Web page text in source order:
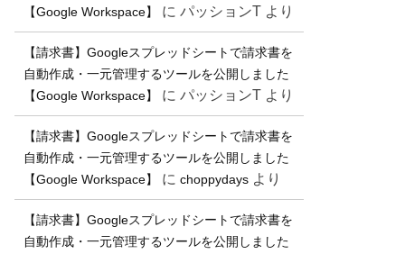
【Google Workspace】
に パッションT より
【請求書】Googleスプレッドシートで請求書を
自動作成・一元管理するツールを公開しました
【Google Workspace】
に パッションT より
【請求書】Googleスプレッドシートで請求書を
自動作成・一元管理するツールを公開しました
【Google Workspace】
に choppydays より
【請求書】Googleスプレッドシートで請求書を
自動作成・一元管理するツールを公開しました